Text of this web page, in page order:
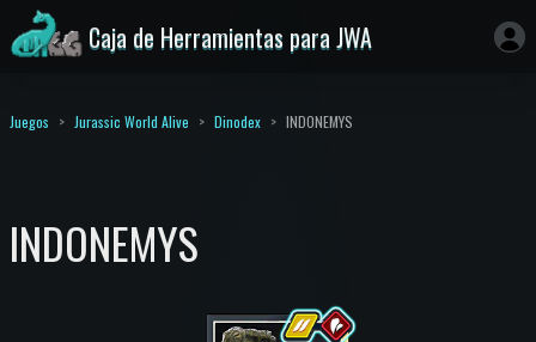
Caja de Herramientas para JWA
Juegos Jurassic World Alive Dinodex INDONEMYS
INDONEMYS